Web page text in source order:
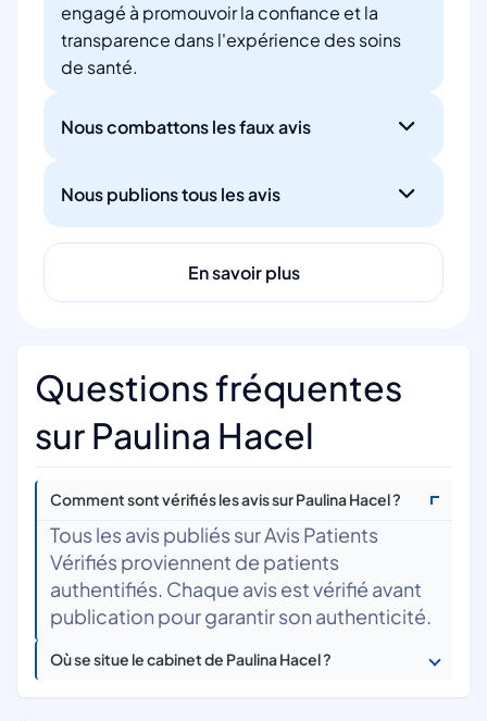
engagé à promouvoir la confiance et la
transparence dans l'expérience des soins
de santé.
Nous combattons les faux avis
Nous publions tous les avis
En savoir plus
Questions fréquentes
sur Paulina Hacel
Comment sont vérifiés les avis sur Paulina Hacel ?
Tous les avis publiés sur Avis Patients
Vérifiés proviennent de patients
authentifiés. Chaque avis est vérifié avant
publication pour garantir son authenticité.
Où se situe le cabinet de Paulina Hacel ?